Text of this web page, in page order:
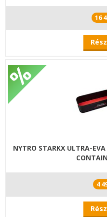
16
NYTRO STARKX ULTRA-
4